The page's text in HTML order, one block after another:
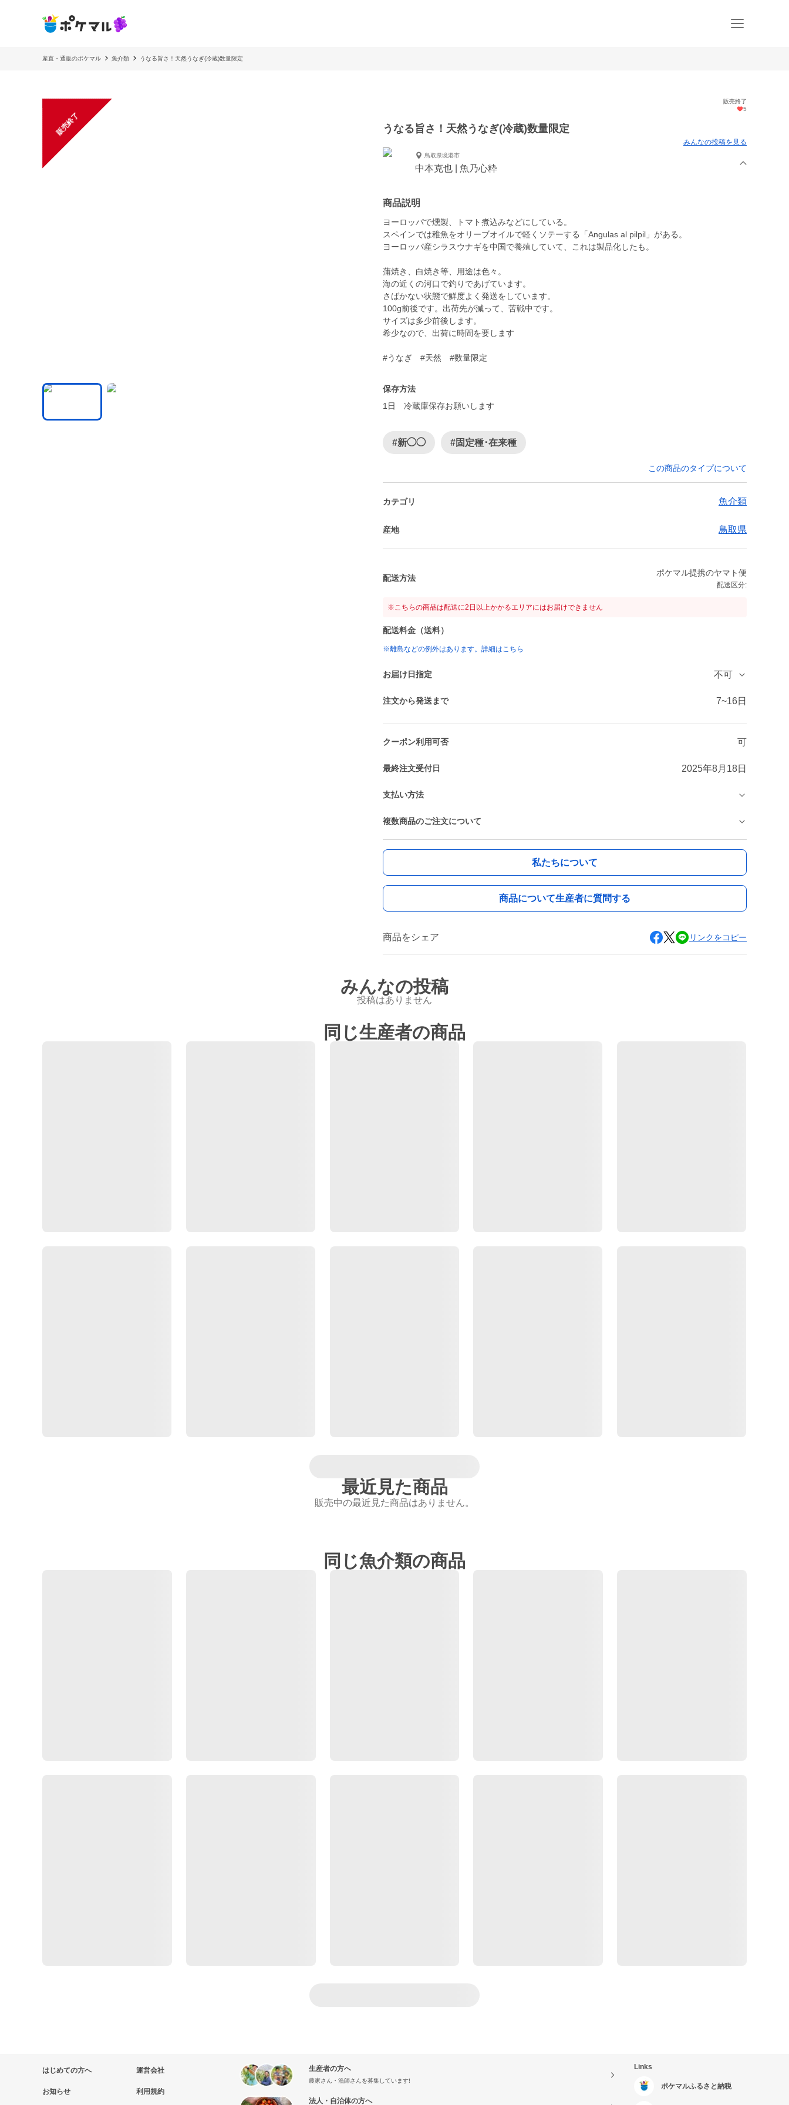
産直・通販のポケマル 魚介類 うなる旨さ！天然うなぎ(冷蔵)数量限定
販売終了
販売終了
5
うなる旨さ！天然うなぎ(冷蔵)数量限定
みんなの投稿を見る
鳥取県境港市
中本克也 | 魚乃心粋
商品説明
ヨーロッパで燻製、トマト煮込みなどにしている。
スペインでは稚魚をオリーブオイルで軽くソテーする「Angulas al pilpil」がある。
ヨーロッパ産シラスウナギを中国で養殖していて、これは製品化したも。
蒲焼き、白焼き等、用途は色々。
海の近くの河口で釣りであげています。
さばかない状態で鮮度よく発送をしています。
100g前後です。出荷先が減って、苦戦中です。
サイズは多少前後します。
希少なので、出荷に時間を要します
#うなぎ #天然 #数量限定
保存方法
1日 冷蔵庫保存お願いします
#新◯◯ #固定種･在来種
この商品のタイプについて
カテゴリ 魚介類
産地 鳥取県
配送方法
ポケマル提携のヤマト便
配送区分:
※こちらの商品は配送に2日以上かかるエリアにはお届けできません
配送料金（送料）
※離島などの例外はあります。詳細はこちら
お届け日指定 不可
注文から発送まで 7~16日
クーポン利用可否 可
最終注文受付日 2025年8月18日
支払い方法
複数商品のご注文について
私たちについて
商品について生産者に質問する
商品をシェア リンクをコピー
みんなの投稿
投稿はありません
同じ生産者の商品
最近見た商品
販売中の最近見た商品はありません。
同じ魚介類の商品
はじめての方へ
お知らせ
運営会社
利用規約
生産者の方へ
農家さん・漁師さんを募集しています!
法人・自治体の方へ
Links
ポケマルふるさと納税